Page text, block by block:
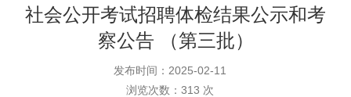
社会公开考试招聘体检结果公示和考
察公告 （第三批）
发布时间：2025-02-11
浏览次数： 313 次